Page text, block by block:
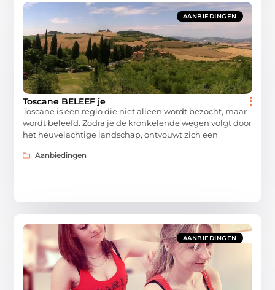
AANBIEDINGEN
Toscane BELEEF je
Toscane is een regio die niet alleen wordt bezocht, maar
wordt beleefd. Zodra je de kronkelende wegen volgt door
het heuvelachtige landschap, ontvouwt zich een
Aanbiedingen
AANBIEDINGEN